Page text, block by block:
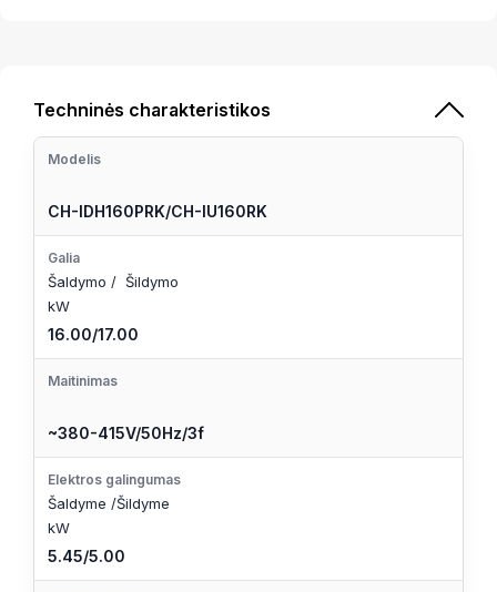
Techninės charakteristikos
Modelis
CH-IDH160PRK/CH-IU160RK
Galia
Šaldymo / Šildymo
kW
16.00/17.00
Maitinimas
~380-415V/50Hz/3f
Elektros galingumas
Šaldyme /Šildyme
kW
5.45/5.00